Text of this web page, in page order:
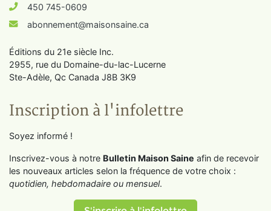
450 745-0609
abonnement@maisonsaine.ca
Éditions du 21e siècle Inc.
2955, rue du Domaine-du-lac-Lucerne
Ste-Adèle, Qc Canada J8B 3K9
Inscription à l'infolettre
Soyez informé !
Inscrivez-vous à notre Bulletin Maison Saine afin de recevoir
les nouveaux articles selon la fréquence de votre choix :
quotidien, hebdomadaire ou mensuel.